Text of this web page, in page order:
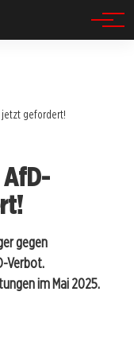
jetzt gefordert!
gegen
Verbot.
im Mai 2025.